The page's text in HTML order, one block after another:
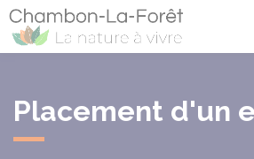
Placement d'un